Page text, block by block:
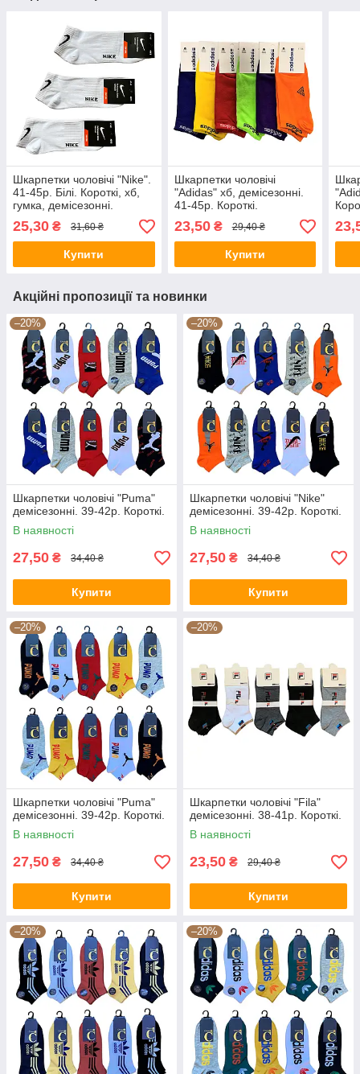
Шкарпетки чоловічі "Nike".
41-45р. Білі. Короткі, хб,
гумка, демісезонні.
25,30 ₴ 31,60 ₴
Купити
Шкарпетки чоловічі
"Adidas" хб, демісезонні.
41-45р. Короткі.
23,50₴ 29,40 ₴
Купити
Акційні пропозиції та новинки
–20%
Шкарпетки чоловічі "Puma"
демісезонні. 39-42р. Короткі.
В наявності
27,50 ₴ 34,40 ₴
Купити
–20%
Шкарпетки чоловічі "Nike"
демісезонні. 39-42р. Короткі.
В наявності
27,50 ₴ 34,40 ₴
Купити
–20%
Шкарпетки чоловічі "Puma"
демісезонні. 39-42р. Короткі.
В наявності
27,50 ₴ 34,40 ₴
Купити
–20%
Шкарпетки чоловічі "Fila"
демісезонні. 38-41р. Короткі.
В наявності
23,50 ₴ 29,40 ₴
Купити
–20% –20%